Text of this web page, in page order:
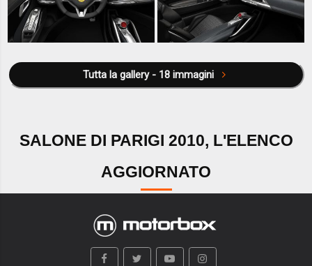
Tutta la gallery - 18 immagini
SALONE DI PARIGI 2010, L'ELENCO
AGGIORNATO